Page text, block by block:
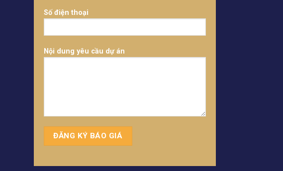
Số điện thoại
Nội dung yêu cầu dự án